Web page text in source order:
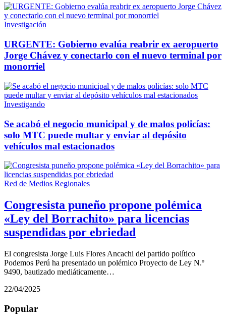
Investigación
URGENTE: Gobierno evalúa reabrir ex aeropuerto
Jorge Chávez y conectarlo con el nuevo terminal por
monorriel
Investigando
Se acabó el negocio municipal y de malos policías:
solo MTC puede multar y enviar al depósito
vehículos mal estacionados
Red de Medios Regionales
Congresista puneño propone polémica
«Ley del Borrachito» para licencias
suspendidas por ebriedad
El congresista Jorge Luis Flores Ancachi del partido político
Podemos Perú ha presentado un polémico Proyecto de Ley N.º
9490, bautizado mediáticamente…
22/04/2025
Popular